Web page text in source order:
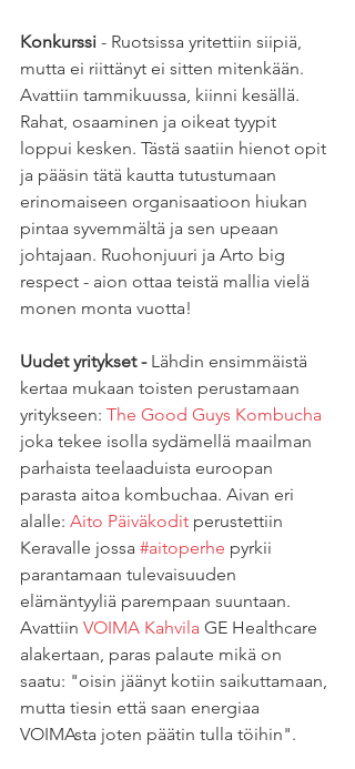
Konkurssi - Ruotsissa yritettiin siipiä,
mutta ei riittänyt ei sitten mitenkään.
Avattiin tammikuussa, kiinni kesällä.
Rahat, osaaminen ja oikeat tyypit
loppui kesken. Tästä saatiin hienot opit
ja pääsin tätä kautta tutustumaan
erinomaiseen organisaatioon hiukan
pintaa syvemmältä ja sen upeaan
johtajaan. Ruohonjuuri ja Arto big
respect - aion ottaa teistä mallia vielä
monen monta vuotta!
Uudet yritykset - Lähdin ensimmäistä
kertaa mukaan toisten perustamaan
yritykseen: The Good Guys Kombucha
joka tekee isolla sydämellä maailman
parhaista teelaaduista euroopan
parasta aitoa kombuchaa. Aivan eri
alalle: Aito Päiväkodit perustettiin
Keravalle jossa #aitoperhe pyrkii
parantamaan tulevaisuuden
elämäntyyliä parempaan suuntaan.
Avattiin VOIMA Kahvila GE Healthcare
alakertaan, paras palaute mikä on
saatu: "oisin jäänyt kotiin saikuttamaan,
mutta tiesin että saan energiaa
VOIMAsta joten päätin tulla töihin".